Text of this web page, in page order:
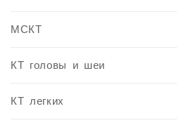
МСКТ
КТ головы и шеи
КТ легких